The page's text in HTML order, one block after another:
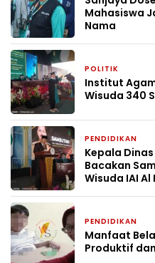
Mahasiswa
Nama
POLITIK
Institut
Wisuda 340
PENDIDIKAN
Kepala Dinas
Bacakan
Wisuda IAI
PENDIDIKAN
Manfaat
Produktif